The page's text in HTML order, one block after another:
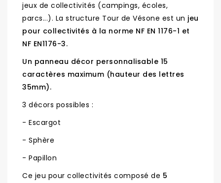
jeux de collectivités (campings, écoles,
parcs...). La structure Tour de Vésone est un jeu
pour collectivités à la norme NF EN 1176-1 et
NF EN1176-3.
Un panneau décor personnalisable 15
caractères maximum (hauteur des lettres
35mm).
3 décors possibles :
- Escargot
- Sphère
- Papillon
Ce jeu pour collectivités composé de 5